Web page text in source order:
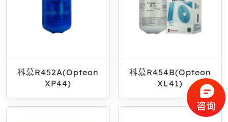
科慕R452A(Opteon
XP44)
科慕R454B(Opteon
XL41)